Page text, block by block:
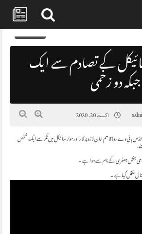
0
کے تصادم سے ایکدو زخمی
اگست 20, 2020
وے روڈ قاسم خان لاڑو پر کار اور موٹر سائیکل میں ٹکر سے ایک شخص
بخش جعفری کے نام سے ہوا ہے ۔
منتقل گیا ہے ۔